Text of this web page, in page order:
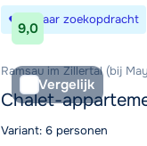
Bewaar zoekopdracht
9,0
Vergelijk
Ramsau im Zillertal (bij
Chalet-
Variant: 6 personen